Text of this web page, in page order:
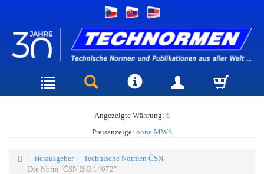
Angezeigte Währung: €
Preisanzeige: ohne MWS
Herausgeber
Technische Normen ČSN
Die Norm "ČSN ISO 14072"